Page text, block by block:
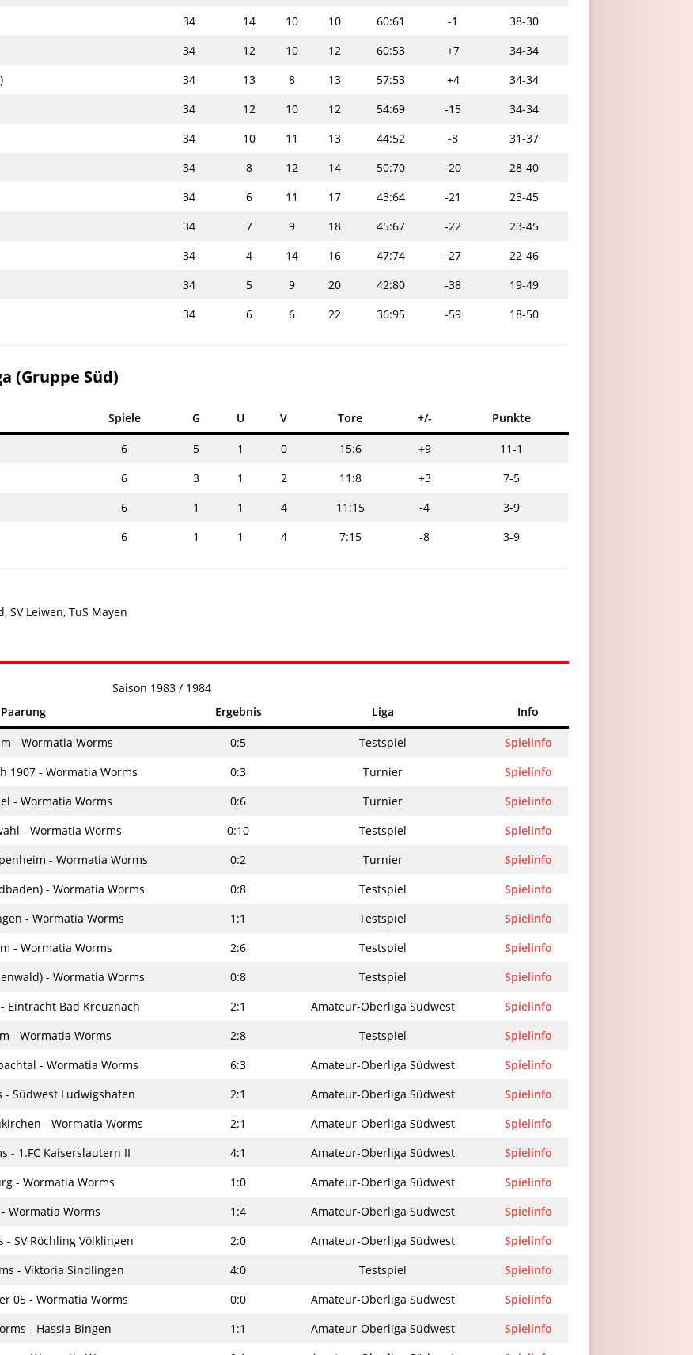
34 14 10 10 60:61 -1
38-30
34 12 10 12 60:53 +7
34-34
34 13 8 13 57:53 +4
34-34
34 12 10 12 54:69 -15
34-34
34 10 11 13 44:52 -8
31-37
34 8 12 14 50:70 -20
28-40
34 6 11 17 43:64 -21
23-45
34 7 9 18 45:67 -22
23-45
34 4 14 16 47:74 -27
22-46
34 5 9 20 42:80 -38
19-49
34 6 6 22 36:95 -59 18-50
(Gruppe Süd)
Spiele G U V Tore +/- Punkte
6 5 1 0 15:6 +9
11-1
6 3 1 2 11:8 +3
7-5
6 1 1 4 11:15 -4
3-9
6 1 1 4 7:15 -8 3-9
SV Leiwen, TuS Mayen
Saison 1983 / 1984
Paarung Ergebnis Liga Info
- Wormatia Worms 0:5 Testspiel
Spielinfo
1907 - Wormatia Worms 0:3 Turnier
Spielinfo
- Wormatia Worms 0:6 Turnier
Spielinfo
- Wormatia Worms 0:10 Testspiel
Spielinfo
- Wormatia Worms 0:2 Turnier
Spielinfo
- Wormatia Worms 0:8 Testspiel
Spielinfo
- Wormatia Worms 1:1 Testspiel
Spielinfo
- Wormatia Worms 2:6 Testspiel
Spielinfo
- Wormatia Worms 0:8 Testspiel
Spielinfo
Eintracht Bad Kreuznach 2:1 Amateur-Oberliga Südwest
Spielinfo
- Wormatia Worms 2:8 Testspiel
Spielinfo
- Wormatia Worms 6:3 Amateur-Oberliga Südwest
Spielinfo
- Südwest Ludwigshafen 2:1 Amateur-Oberliga Südwest
Spielinfo
- Wormatia Worms 2:1 Amateur-Oberliga Südwest
Spielinfo
- 1.FC Kaiserslautern II 4:1 Amateur-Oberliga Südwest
Spielinfo
- Wormatia Worms 1:0 Amateur-Oberliga Südwest
Spielinfo
- Wormatia Worms 1:4 Amateur-Oberliga Südwest
Spielinfo
- SV Röchling Völklingen 2:0 Amateur-Oberliga Südwest
Spielinfo
- Viktoria Sindlingen 4:0 Testspiel
Spielinfo
05 - Wormatia Worms 0:0 Amateur-Oberliga Südwest
Spielinfo
- Hassia Bingen 1:1 Amateur-Oberliga Südwest
Spielinfo